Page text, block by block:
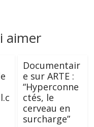
aimer
Documentair
e sur ARTE :
“Hyperconne
ctés, le
cerveau en
surcharge”